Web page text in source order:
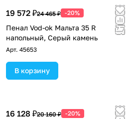
19 572 ₽24 465 ₽ -20%
Пенал Vod-ok Мальта 35 R
напольный, Серый камень
Арт. 45653
В корзину
16 128 ₽20 160 ₽ -20%